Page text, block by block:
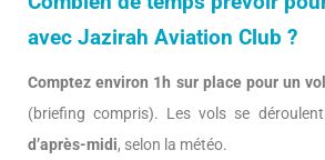
avec Jazirah Aviation Club ?
Comptez environ 1h sur place pour un
(briefing compris). Les vols se
d’après-midi, selon la météo.